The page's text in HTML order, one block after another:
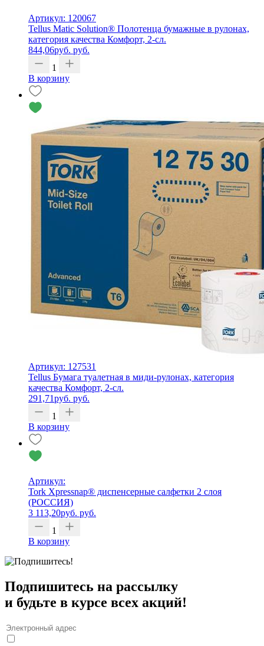
Артикул: 120067
Tellus Matic Solution® Полотенца бумажные в рулонах,
категория качества Комфорт, 2-сл.
844,06руб. руб.
1
В корзину
Артикул: 127531
Tellus Бумага туалетная в миди-рулонах, категория
качества Комфорт, 2-сл.
291,71руб. руб.
1
В корзину
Артикул:
Tork Xpressnap® диспенсерные салфетки 2 слоя
(РОССИЯ)
3 113,20руб. руб.
1
В корзину
Подпишитесь на рассылку
и будьте в курсе всех акций!